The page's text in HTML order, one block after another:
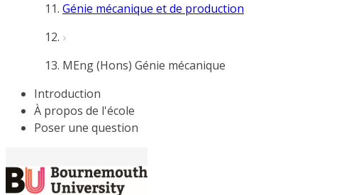
Génie mécanique et de production
MEng (Hons) Génie mécanique
Introduction
À propos de l'école
Poser une question